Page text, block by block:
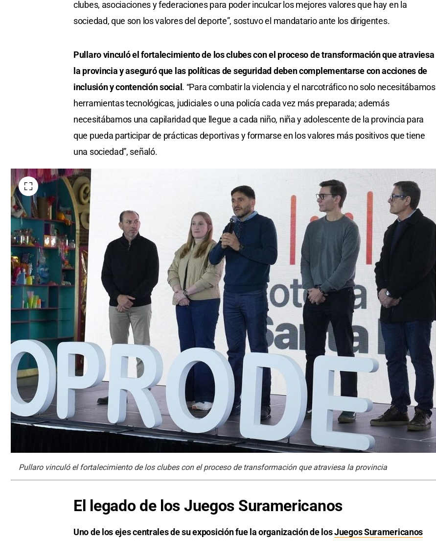
clubes, asociaciones y federaciones para poder inculcar los mejores valores que hay en la
sociedad, que son los valores del deporte”, sostuvo el mandatario ante los dirigentes.
Pullaro vinculó el fortalecimiento de los clubes con el proceso de transformación que atraviesa
la provincia y aseguró que las políticas de seguridad deben complementarse con acciones de
inclusión y contención social . “Para combatir la violencia y el narcotráfico no solo necesitábamos
herramientas tecnológicas, judiciales o una policía cada vez más preparada; además
necesitábamos una capilaridad que llegue a cada niño, niña y adolescente de la provincia para
que pueda participar de prácticas deportivas y formarse en los valores más positivos que tiene
una sociedad”, señaló.
Pullaro vinculó el fortalecimiento de los clubes con el proceso de transformación que atraviesa la provincia
El legado de los Juegos Suramericanos
Uno de los ejes centrales de su exposición fue la organización de losJuegos Suramericanos